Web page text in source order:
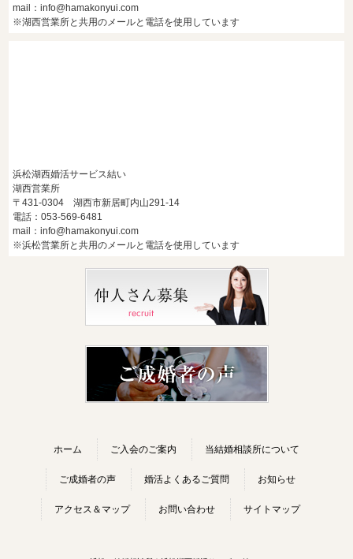
mail：info@hamakonyui.com
※湖西営業所と共用のメールと電話を使用しています
浜松湖西婚活サービス結い
湖西営業所
〒431-0304 湖西市新居町内山291-14
電話：053-569-6481
mail：info@hamakonyui.com
※浜松営業所と共用のメールと電話を使用しています
ホーム ご入会のご案内 当結婚相談所について
ご成婚者の声 婚活よくあるご質問 お知らせ
アクセス＆マップ お問い合わせ サイトマップ